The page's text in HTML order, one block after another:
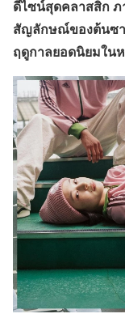
ดีไซน์สุดคลาสสิก ภ
สัญลักษณ์ของต้นซา
ฤดูกาลยอดนิยมใ